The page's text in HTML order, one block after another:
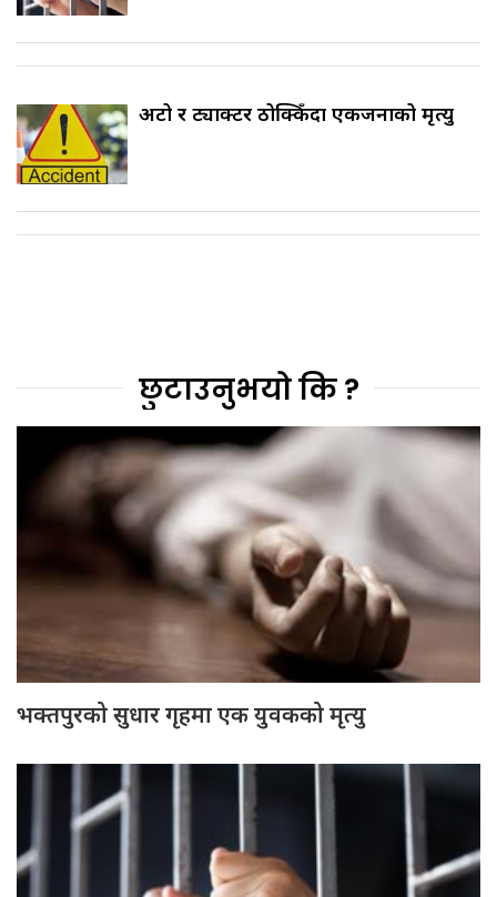
अटो र ट्याक्टर ठोक्किँदा एकजनाको मृत्यु
छुटाउनुभयो कि ?
भक्तपुरको सुधार गृहमा एक युवकको मृत्यु